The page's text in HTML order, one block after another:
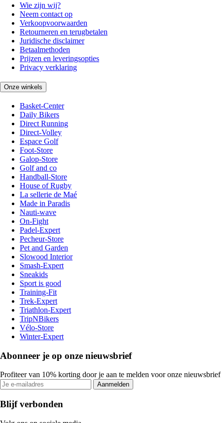
Wie zijn wij?
Neem contact op
Verkoopvoorwaarden
Retourneren en terugbetalen
Juridische disclaimer
Betaalmethoden
Prijzen en leveringsopties
Privacy verklaring
Onze winkels
Basket-Center
Daily Bikers
Direct Running
Direct-Volley
Espace Golf
Foot-Store
Galop-Store
Golf and co
Handball-Store
House of Rugby
La sellerie de Maé
Made in Paradis
Nauti-wave
On-Fight
Padel-Expert
Pecheur-Store
Pet and Garden
Slowood Interior
Smash-Expert
Sneakids
Sport is good
Training-Fit
Trek-Expert
Triathlon-Expert
TripNBikers
Vélo-Store
Winter-Expert
Abonneer je op onze nieuwsbrief
Profiteer van 10% korting door je aan te melden voor onze nieuwsbrief
Aanmelden
Blijf verbonden